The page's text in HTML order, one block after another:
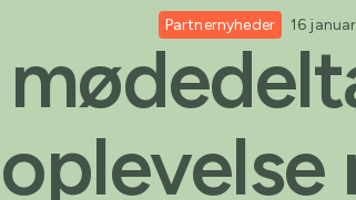
Partnernyheder 16